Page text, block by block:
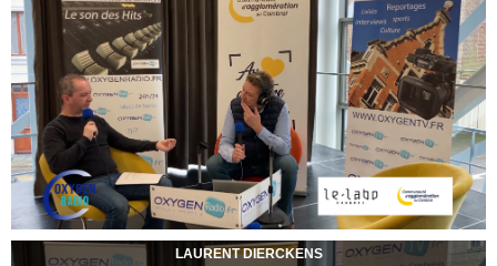
LAURENT DIERCKENS